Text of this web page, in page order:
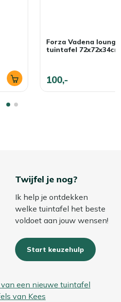
Forza Vadena lounge
tuintafel 72x72x34cm
100,-
Twijfel je nog?
Ik help je ontdekken
welke tuintafel het beste
voldoet aan jouw wensen!
Start keuzehulp
een nieuwe tuintafel
van Kees